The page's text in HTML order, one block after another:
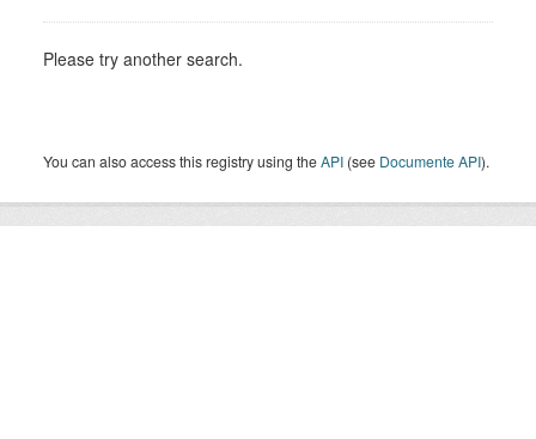
Please try another search.
You can also access this registry using theAPI (see Documente API).